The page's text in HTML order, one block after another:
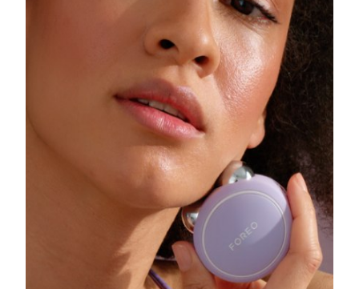
預計送達日期 8/11/26
預計送達日期
預計送達日期 8/19/26
預計送達日期8/13/26
預計送達日期 8/11/26
預計送達日期 8/11/26
預計送達日期 8/11/26
預計送達日期 8/16/26